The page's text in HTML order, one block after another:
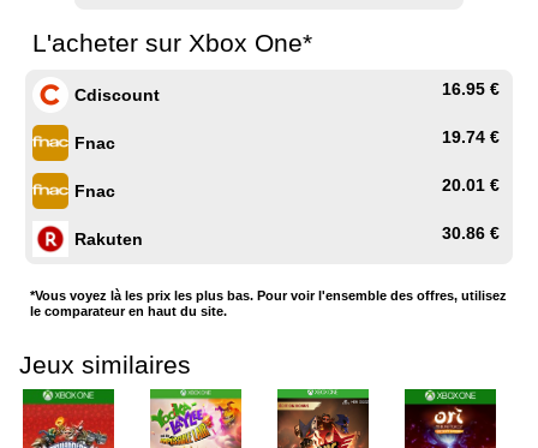
L'acheter sur Xbox One*
Cdiscount 16.95 €
Fnac 19.74 €
Fnac 20.01 €
Rakuten 30.86 €
*Vous voyez là les prix les plus bas. Pour voir l'ensemble des offres, utilisez
le comparateur en haut du site.
Jeux similaires